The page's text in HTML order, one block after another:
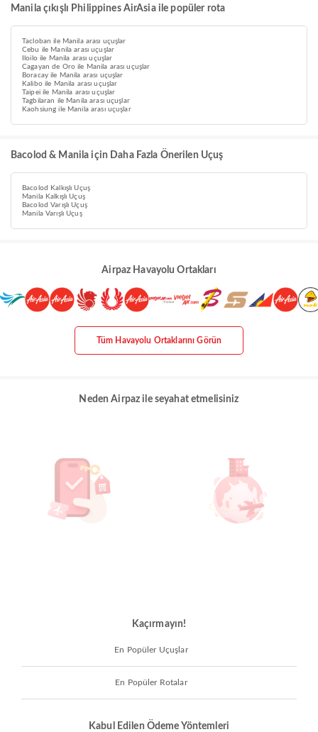
Manila çıkışlı Philippines AirAsia ile popüler rota
Tacloban ile Manila arası uçuşlar
Cebu ile Manila arası uçuşlar
Iloilo ile Manila arası uçuşlar
Cagayan de Oro ile Manila arası uçuşlar
Boracay ile Manila arası uçuşlar
Kalibo ile Manila arası uçuşlar
Taipei ile Manila arası uçuşlar
Tagbilaran ile Manila arası uçuşlar
Kaohsiung ile Manila arası uçuşlar
Bacolod & Manila için Daha Fazla Önerilen Uçuş
Bacolod Kalkışlı Uçuş
Manila Kalkışlı Uçuş
Bacolod Varışlı Uçuş
Manila Varışlı Uçuş
Airpaz Havayolu Ortakları
Tüm Havayolu Ortaklarını Görün
Neden Airpaz ile seyahat etmelisiniz
Kaçırmayın!
En Popüler Uçuşlar
En Popüler Rotalar
Kabul Edilen Ödeme Yöntemleri